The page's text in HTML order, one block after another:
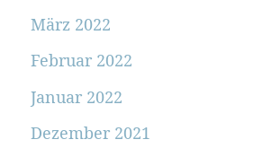
März 2022
Februar 2022
Januar 2022
Dezember 2021